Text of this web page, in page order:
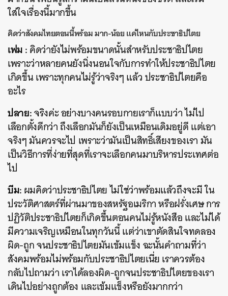
ใส่ใจเรื่องนี้มากขึ้น
คิดว่าสังคมไทยตอนนี้พร้อม มาก-น้อย แค่ไหนกับประชาธิปไตย
เฟม :คิดว่ายังไม่พร้อมขนาดนั้นสำหรับประชาธิปไตย
เพราะว่าหลายคนยังนิ่งนอนใจกับการทำให้ประชาธิปไตย
เกิดขึ้น เพราะทุกคนไม่รู้ว่าจริงๆ แล้ว ประชาธิปไตยคือ
อะไร
ปลาย:จริงค่ะ อย่างบางคนรอบกายเราก็แบบว่า ไม่ไป
เลือกตั้งดีกว่า ถึงเลือกมันก็ยังเป็นเหมือนเดิมอยู่ดี แต่เอา
จริงๆ มันควรจะไป เพราะว่ามันเป็นสิทธิ์เสียงของเรา มัน
เป็นวิธีการที่ง่ายที่สุดที่เราจะเลือกคนมาบริหารประเทศต่อ
ไป
บีม:ผมคิดว่าประชาธิปไตย ไม่ใช่ว่าพร้อมแล้วถึงจะมี ใน
ประวัติศาสตร์ที่ผ่านมาของสหรัฐอเมริกา หรือฝรั่งเศษ การ
ปฏิวัติประชาธิปไตยก็เกิดขึ้นตอนคนไม่รู้หนังสือ และไม่ได้
มีความเจริญเหมือนในทุกวันนี้ แต่ว่าเขาตัดสินใจทดลอง
ผิด-ถูก จนประชาธิปไตยมันเข้มแข็ง ฉะนั้นคำถามที่ว่า
สังคมพร้อมไม่พร้อมกับประชาธิปไตยเนี่ย เราควรต้อง
กลับไปถามว่า เราได้ลองผิด-ถูกจนประชาธิปไตยของเรา
เดินไปอย่างถูกต้อง และเข้มแข็งหรือยังมากกว่า